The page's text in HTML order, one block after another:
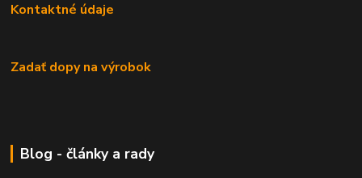
Kontaktné údaje
Zadať dopy na výrobok
Blog - články a rady